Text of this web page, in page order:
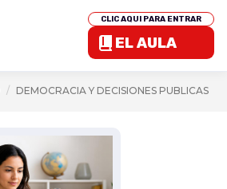
CLIC AQUI PARA ENTRAR
EL AULA
DEMOCRACIA Y DECISIONES PUBLICAS